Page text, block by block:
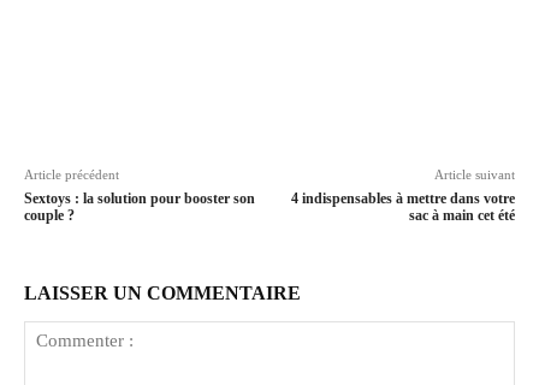
Article précédent
Sextoys : la solution pour booster son
couple ?
Article suivant
4 indispensables à mettre dans votre
sac à main cet été
LAISSER UN COMMENTAIRE